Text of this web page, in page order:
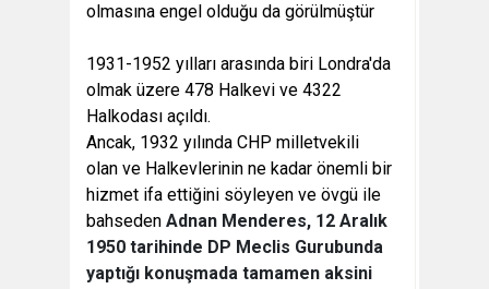
olmasına engel olduğu da görülmüştür
1931-1952 yılları arasında biri Londra'da
olmak üzere 478 Halkevi ve 4322
Halkodası açıldı.
Ancak, 1932 yılında CHP milletvekili
olan ve Halkevlerinin ne kadar önemli bir
hizmet ifa ettiğini söyleyen ve övgü ile
bahseden Adnan Menderes, 12 Aralık
1950 tarihinde DP Meclis Gurubunda
yaptığı konuşmada tamamen aksini